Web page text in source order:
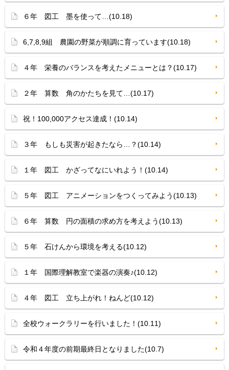
６年 図工 墨を使って…(10.18)
6,7,8,9組 農園の野菜が順調に育っています(10.18)
４年 栄養のバランスを考えたメニューとは？(10.17)
２年 算数 角のかたちを見て…(10.17)
祝！100,000アクセス達成！(10.14)
３年 もしも災害が起きたなら…？(10.14)
１年 図工 かざってなにいれよう！(10.14)
５年 図工 アニメーションをつくってみよう(10.13)
６年 算数 円の面積の求め方を考えよう(10.13)
５年 石けんから環境を考える(10.12)
１年 国際理解教室で楽器の演奏♪(10.12)
４年 図工 立ち上がれ！ねんど(10.12)
全校ウォークラリーを行いました！(10.11)
令和４年度の前期最終日となりました(10.7)